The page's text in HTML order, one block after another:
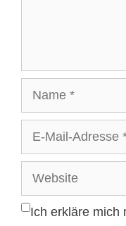
Adresse
Ich erkläre mich